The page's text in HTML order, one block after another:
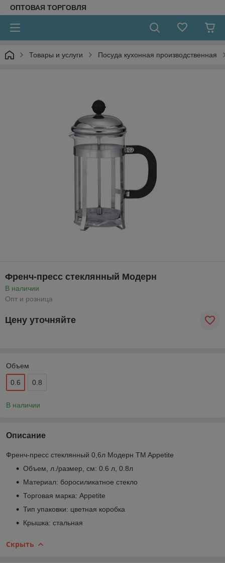
ОПТОВАЯ ТОРГОВЛЯ
Товары и услуги Посуда кухонная производственная
Френч-пресс стеклянный Модерн
В наличии
Опт и розница
Цену уточняйте
Объем
0.6 0.8
В наличии
Описание
Френч-пресс стеклянный 0,6л Модерн TM Appetite
Объем, л./размер, см: 0.6 л, 0.8л
Материал: боросиликатное стекло
Торговая марка: Appetite
Тип упаковки: цветная коробка
Крышка: стальная
Скрыть